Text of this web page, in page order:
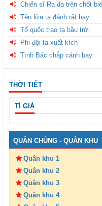
Chiến sĩ Ra đa trên chốt
Tên lửa ta đánh rất hay
Tổ quốc trao ta bầu trời
Phi đội ta xuất kích
Tình Bác chắp cánh bay
THỜI TIẾT
TỈ GIÁ
QUÂN CHỦNG - QUÂN KHU
Quân khu 1
Quân khu 2
Quân khu 3
Quân khu 4